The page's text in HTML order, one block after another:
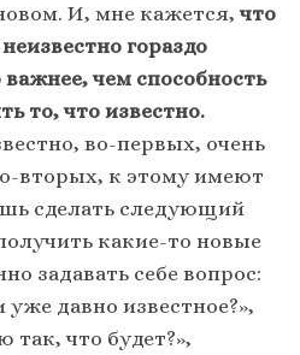
И, мне кажется, что
гораздо
важнее, чем способность
то, что известно.
во-первых, очень
вторых, к этому имеют
сделать следующий
какие-то новые
задавать себе вопрос:
уже давно известное?»,
так, что будет?»,